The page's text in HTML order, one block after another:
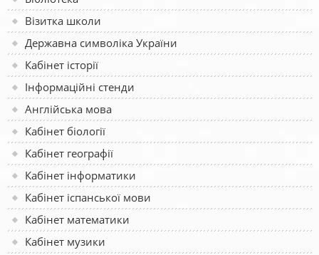
Візитка школи
Державна символіка України
Кабінет історії
Інформаційні стенди
Англійська мова
Кабінет біології
Кабінет географії
Кабінет інформатики
Кабінет іспанської мови
Кабінет математики
Кабінет музики